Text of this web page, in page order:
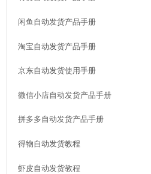
闲鱼自动发货产品手册
淘宝自动发货产品手册
京东自动发货使用手册
微信小店自动发货产品手册
拼多多自动发货产品手册
得物自动发货教程
虾皮自动发货教程